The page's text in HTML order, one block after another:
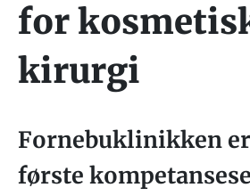
for
kirurgi
Fornebuklinikken
første